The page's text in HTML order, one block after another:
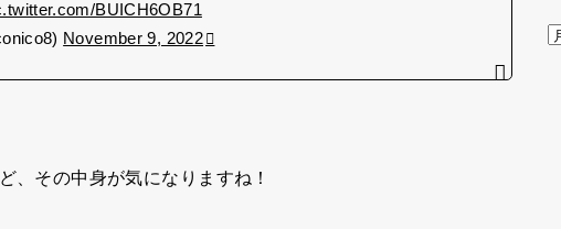
BUICH6OB71
November 9, 2022
、その中身が気になりますね！